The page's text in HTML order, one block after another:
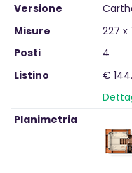
Versione
Misure
227
Posti
4
Listino
€
Planimetria